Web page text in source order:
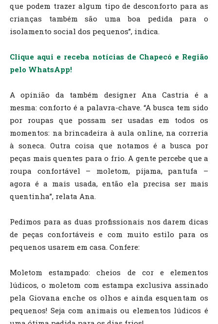
que podem trazer algum tipo de desconforto para as
crianças também são uma boa pedida para o
isolamento social dos pequenos”, indica.
Clique aqui e receba notícias de Chapecó e Região
pelo WhatsApp!
A opinião da também designer Ana Castria é a
mesma: conforto é a palavra-chave. “A busca tem sido
por roupas que possam ser usadas em todos os
momentos: na brincadeira à aula online, na correria
à soneca. Outra coisa que notamos é a busca por
peças mais quentes para o frio. A gente percebe que a
roupa confortável – moletom, pijama, pantufa –
agora é a mais usada, então ela precisa ser mais
quentinha”, relata Ana.
Pedimos para as duas profissionais nos darem dicas
de peças confortáveis e com muito estilo para os
pequenos usarem em casa. Confere:
Moletom estampado: cheios de cor e elementos
lúdicos, o moletom com estampa exclusiva assinado
pela Giovana enche os olhos e ainda esquentam os
pequenos! Seja com animais ou elementos lúdicos é